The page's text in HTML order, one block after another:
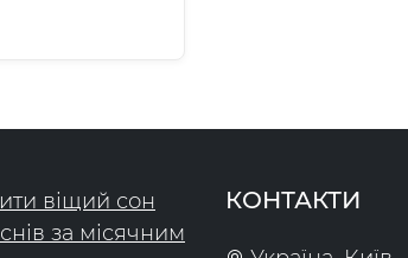
віщий сон
за місячним
КОНТАКТИ